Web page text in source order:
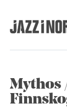
Mythos